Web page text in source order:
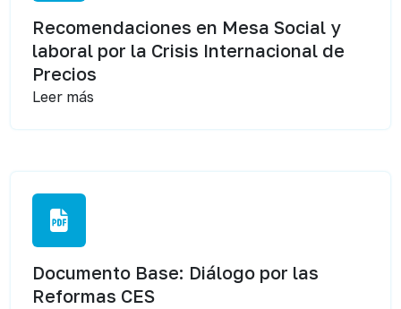
Recomendaciones en Mesa Social y
laboral por la Crisis Internacional de
Precios
Leer más
Documento Base: Diálogo por las
Reformas CES